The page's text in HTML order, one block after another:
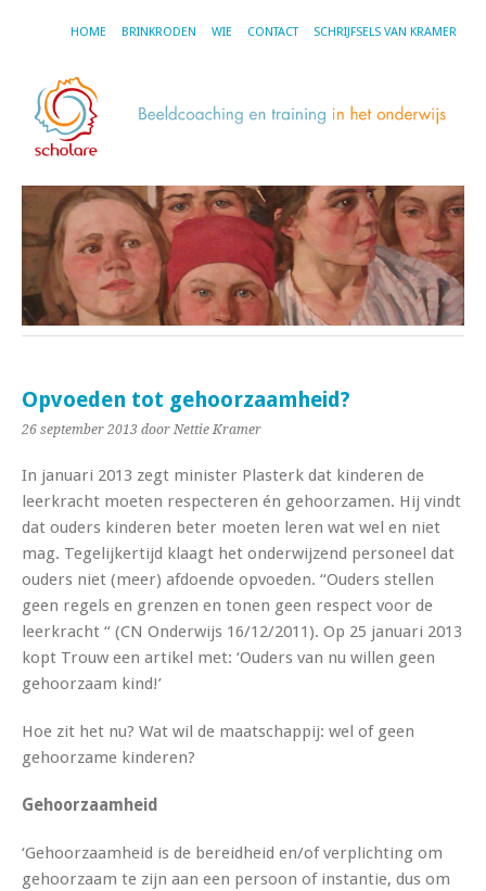
HOME BRINKRODEN WIE CONTACT SCHRIJFSELS VAN KRAMER
Opvoeden tot gehoorzaamheid?
26 september 2013 door Nettie Kramer
In januari 2013 zegt minister Plasterk dat kinderen de
leerkracht moeten respecteren én gehoorzamen. Hij vindt
dat ouders kinderen beter moeten leren wat wel en niet
mag. Tegelijkertijd klaagt het onderwijzend personeel dat
ouders niet (meer) afdoende opvoeden. “Ouders stellen
geen regels en grenzen en tonen geen respect voor de
leerkracht “ (CN Onderwijs 16/12/2011). Op 25 januari 2013
kopt Trouw een artikel met: ‘Ouders van nu willen geen
gehoorzaam kind!’
Hoe zit het nu? Wat wil de maatschappij: wel of geen
gehoorzame kinderen?
Gehoorzaamheid
‘Gehoorzaamheid is de bereidheid en/of verplichting om
gehoorzaam te zijn aan een persoon of instantie, dus om